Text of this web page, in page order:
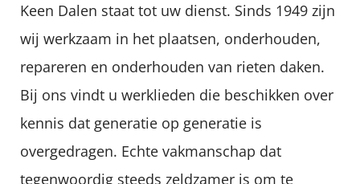
Keen Dalen staat tot uw dienst. Sinds 1949 zijn
wij werkzaam in het plaatsen, onderhouden,
repareren en onderhouden van rieten daken.
Bij ons vindt u werklieden die beschikken over
kennis dat generatie op generatie is
overgedragen. Echte vakmanschap dat
tegenwoordig steeds zeldzamer is om te